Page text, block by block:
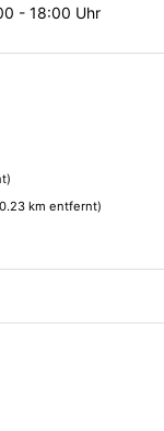
- 18:00 Uhr
km entfernt)